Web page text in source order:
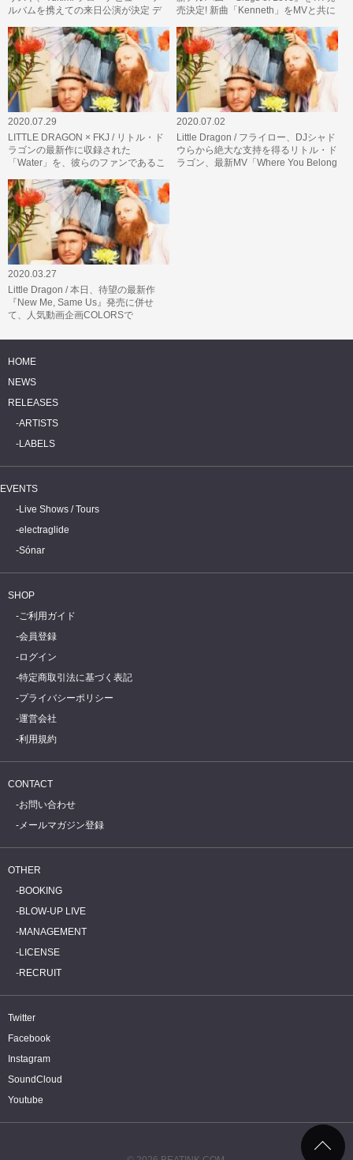
ルバムを携えての来日公演が決定 デ
売決定! 新曲「Kenneth」をMVと共に
2020.07.29
LITTLE DRAGON × FKJ / リトル・ド
ラゴンの最新作に収録された
「Water」を、彼らのファンであるこ
2020.07.02
Little Dragon / フライロー、DJシャド
ウらから絶大な支持を得るリトル・ド
ラゴン、最新MV「Where You Belong
2020.03.27
Little Dragon / 本日、待望の最新作
『New Me, Same Us』発売に併せ
て、人気動画企画COLORSで
映像が公…
HOME
NEWS
RELEASES
ARTISTS
LABELS
EVENTS
Live Shows / Tours
electraglide
Sónar
SHOP
ご利用ガイド
会員登録
ログイン
特定商取引法に基づく表記
プライバシーポリシー
運営会社
利用規約
CONTACT
お問い合わせ
メールマガジン登録
OTHER
BOOKING
BLOW-UP LIVE
MANAGEMENT
LICENSE
RECRUIT
Twitter
Facebook
Instagram
SoundCloud
Youtube